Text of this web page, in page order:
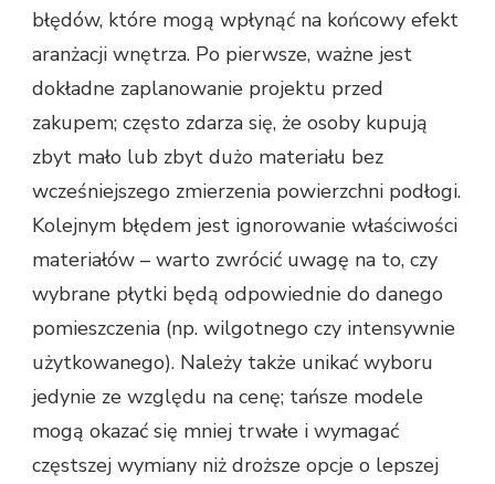
błędów, które mogą wpłynąć na końcowy efekt
aranżacji wnętrza. Po pierwsze, ważne jest
dokładne zaplanowanie projektu przed
zakupem; często zdarza się, że osoby kupują
zbyt mało lub zbyt dużo materiału bez
wcześniejszego zmierzenia powierzchni podłogi.
Kolejnym błędem jest ignorowanie właściwości
materiałów – warto zwrócić uwagę na to, czy
wybrane płytki będą odpowiednie do danego
pomieszczenia (np. wilgotnego czy intensywnie
użytkowanego). Należy także unikać wyboru
jedynie ze względu na cenę; tańsze modele
mogą okazać się mniej trwałe i wymagać
częstszej wymiany niż droższe opcje o lepszej